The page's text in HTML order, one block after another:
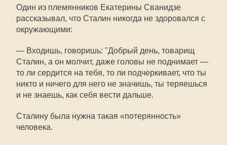
Один из племянников Екатерины Сванидзе
рассказывал, что Сталин никогда не здоровался с
окружающими:
— Входишь, говоришь: "Добрый день, товарищ
Сталин, а он молчит, даже головы не поднимает —
то ли сердится на тебя, то ли подчеркивает, что ты
никто и ничего для него не значишь, ты теряешься
и не знаешь, как себя вести дальше.
Сталину была нужна такая «потерянность»
человека.